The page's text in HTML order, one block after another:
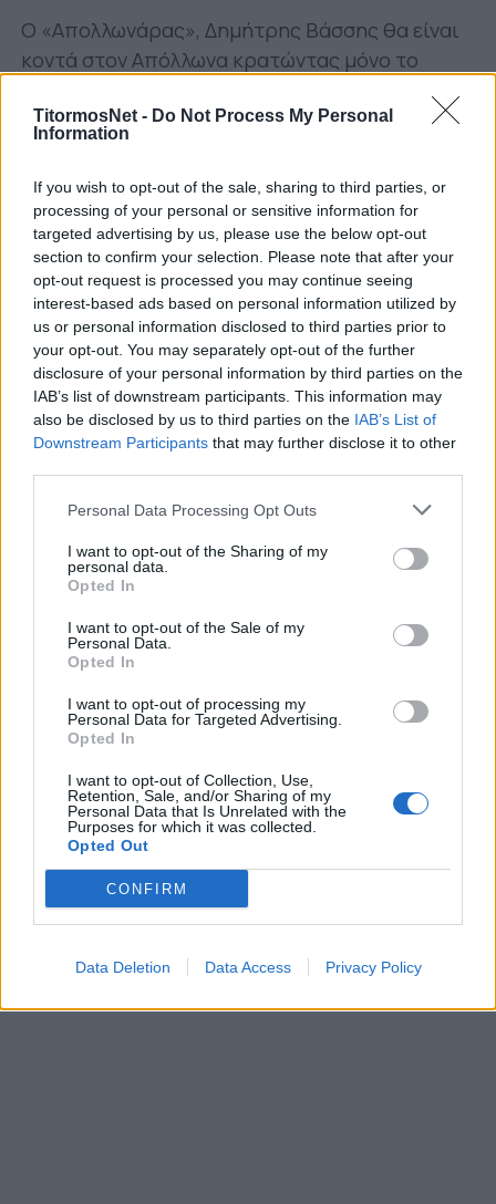
TitormosNet - Do Not Process My Personal
Information
If you wish to opt-out of the sale, sharing to third parties, or
processing of your personal or sensitive information for
targeted advertising by us, please use the below opt-out
section to confirm your selection. Please note that after your
opt-out request is processed you may continue seeing
interest-based ads based on personal information utilized by
us or personal information disclosed to third parties prior to
your opt-out. You may separately opt-out of the further
disclosure of your personal information by third parties on the
IAB’s list of downstream participants. This information may
also be disclosed by us to third parties on the IAB’s List of
Downstream Participants that may further disclose it to other
Personal Data Processing Opt Outs
I want to opt-out of the Sharing of my
personal data.
Opted In
I want to opt-out of the Sale of my
Personal Data.
Opted In
I want to opt-out of processing my
Personal Data for Targeted Advertising.
Opted In
I want to opt-out of Collection, Use,
Retention, Sale, and/or Sharing of my
Personal Data that Is Unrelated with the
Purposes for which it was collected.
Opted Out
CONFIRM
Data Deletion Data Access Privacy Policy
Ο «Απολλωνάρας», Δημήτρης Βάσσης θα είναι
κοντά στον Απόλλωνα κρατώντας μόνο το
αθλητικό ρεπορτάζ, φωτογραφίες και βίντεο
εμπλουτίζοντας το αρχείο της ομάδας. Το
εξάλλου.
Δεν παραλείπει να εκφράσει τις θερμές
ευχαριστίες του στον προπονητή και το
επιτελείο, τον Παναιτωλικό και τους χορηγούς
που στήριξαν. «Ο ΑΠΟΛΛΩΝ ΕΙΝΑΙ ΟΛΩΝ και
χρειάζεται την στήριξη και προσφορά όλων»,
τονίζει.
Τα λόγια καρδιάς ενός ανθρώπου με αγνή
αγάπη για το ερασιτεχνικό ποδόσφαιρο και την
ομάδα του χωριού του, αυτούσια: